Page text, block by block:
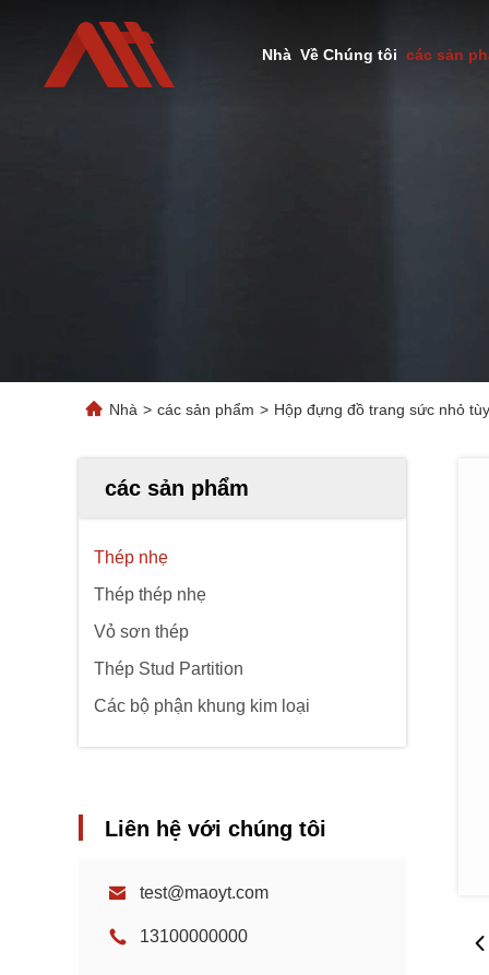
Nhà Về Chúng tôi các sản
Nhà > các sản phẩm > Hộp đựng đồ trang sức nhỏ
các sản phẩm
Thép nhẹ
Thép thép nhẹ
Vỏ sơn thép
Thép Stud Partition
Các bộ phận khung kim loại
Liên hệ với chúng tôi
test@maoyt.com
13100000000